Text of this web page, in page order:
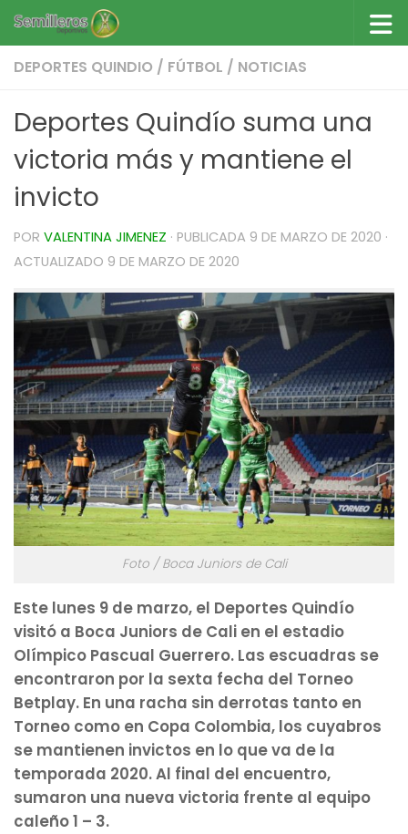
Saltar al contenido
DEPORTES QUINDIO / FÚTBOL / NOTICIAS
Deportes Quindío suma una
victoria más y mantiene el
invicto
POR VALENTINA JIMENEZ · PUBLICADA 9 DE MARZO DE 2020 ·
ACTUALIZADO 9 DE MARZO DE 2020
Foto / Boca Juniors de Cali
Este lunes 9 de marzo, el Deportes Quindío
visitó a Boca Juniors de Cali en el estadio
Olímpico Pascual Guerrero. Las escuadras se
encontraron por la sexta fecha del Torneo
Betplay. En una racha sin derrotas tanto en
Torneo como en Copa Colombia, los cuyabros
se mantienen invictos en lo que va de la
temporada 2020. Al final del encuentro,
sumaron una nueva victoria frente al equipo
caleño 1 – 3.